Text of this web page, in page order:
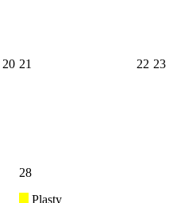
20 21 22 23
28
Plasty